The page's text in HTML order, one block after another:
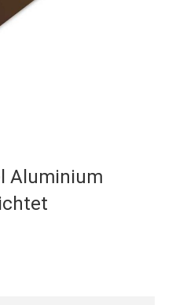
Aluminium